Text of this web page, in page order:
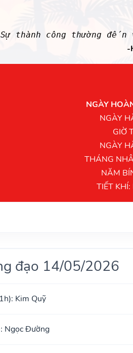
Sự thành công thường
-
NGÀY
NGÀY
GIỜ
NGÀY
THÁNG
NĂM
TIẾT
đạo 14/05/2026
Kim Quỹ
Ngọc Đường